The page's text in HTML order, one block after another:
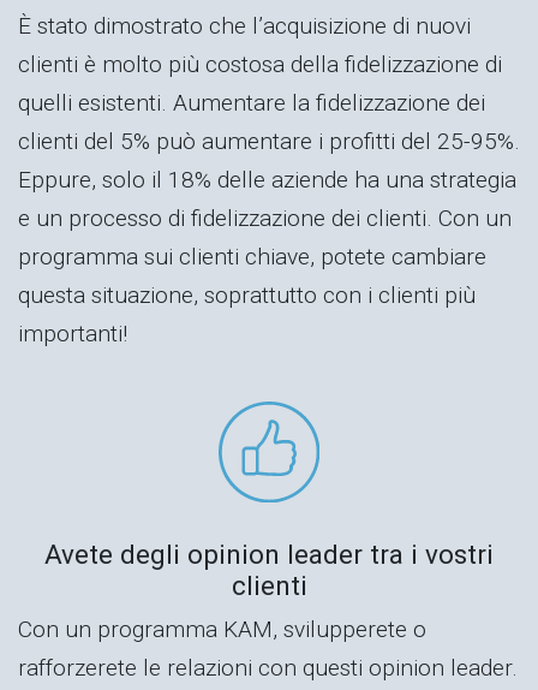
È stato dimostrato che l’acquisizione di nuovi
clienti è molto più costosa della fidelizzazione di
quelli esistenti. Aumentare la fidelizzazione dei
clienti del 5% può aumentare i profitti del 25-95%.
Eppure, solo il 18% delle aziende ha una strategia
e un processo di fidelizzazione dei clienti. Con un
programma sui clienti chiave, potete cambiare
questa situazione, soprattutto con i clienti più
importanti!
Avete degli opinion leader tra i vostri
clienti
Con un programma KAM, svilupperete o
rafforzerete le relazioni con questi opinion leader.